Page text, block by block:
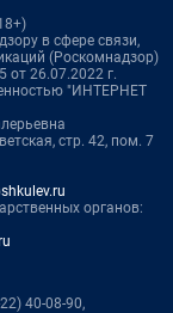
в сфере связи,
(Роскомнадзор)
26.07.2022 г.
"ИНТЕРНЕТ
стр. 42, пом. 7
органов:
40-08-90,